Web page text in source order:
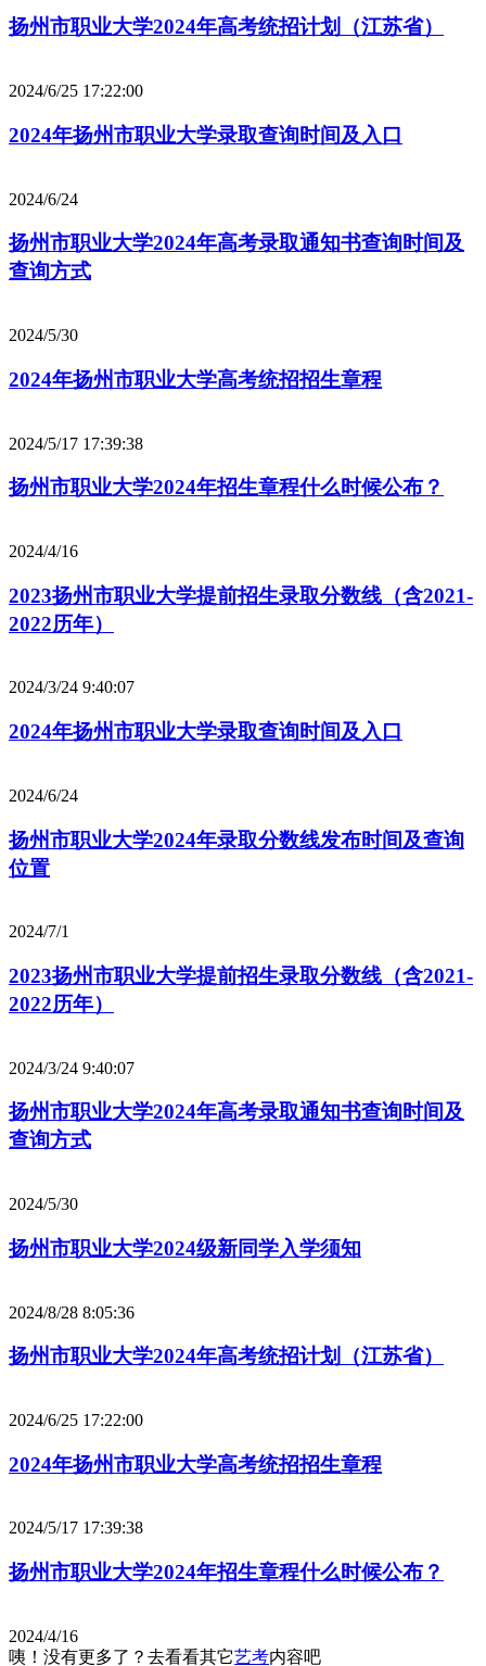
扬州市职业大学2024年高考统招计划（江苏省）
2024/6/25 17:22:00
2024年扬州市职业大学录取查询时间及入口
2024/6/24
扬州市职业大学2024年高考录取通知书查询时间及
查询方式
2024/5/30
2024年扬州市职业大学高考统招招生章程
2024/5/17 17:39:38
扬州市职业大学2024年招生章程什么时候公布？
2024/4/16
2023扬州市职业大学提前招生录取分数线（含2021-
2022历年）
2024/3/24 9:40:07
2024年扬州市职业大学录取查询时间及入口
2024/6/24
扬州市职业大学2024年录取分数线发布时间及查询
位置
2024/7/1
2023扬州市职业大学提前招生录取分数线（含2021-
2022历年）
2024/3/24 9:40:07
扬州市职业大学2024年高考录取通知书查询时间及
查询方式
2024/5/30
扬州市职业大学2024级新同学入学须知
2024/8/28 8:05:36
扬州市职业大学2024年高考统招计划（江苏省）
2024/6/25 17:22:00
2024年扬州市职业大学高考统招招生章程
2024/5/17 17:39:38
扬州市职业大学2024年招生章程什么时候公布？
2024/4/16
咦！没有更多了？去看看其它艺考内容吧